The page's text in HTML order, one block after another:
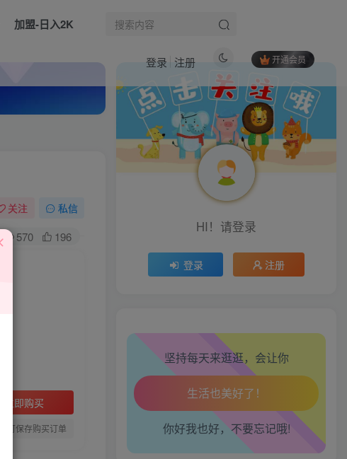
加盟-日入2K
开通会员
登录 注册
关注 私信
570 196
立即购买
可保存购买订单
热门文章
自媒体全平台运营实战：吃透平台数据规则，从起号定位到AI创作全流程
被动收入日入1000怎么做？拼多多虚拟店铺矩阵体系，全套干货轻松上手【揭秘】
全域多平台精准截流实战课｜7大截流核心玩法、6大平台矩阵布局、私域导流、AI话术批量生成、精准打粉闭环教程
春节暴利风口项目，单人AI落地翻身终极版实操
14条作品5.9W粉丝，生活中的法律知识科普，制作简单详细教程
HI！请登录
登录 注册
坚持每天来逛逛，会让你
心情也舒畅了！
腰也不酸了！
工作也轻松了！
你好我也好，不要忘记哦!